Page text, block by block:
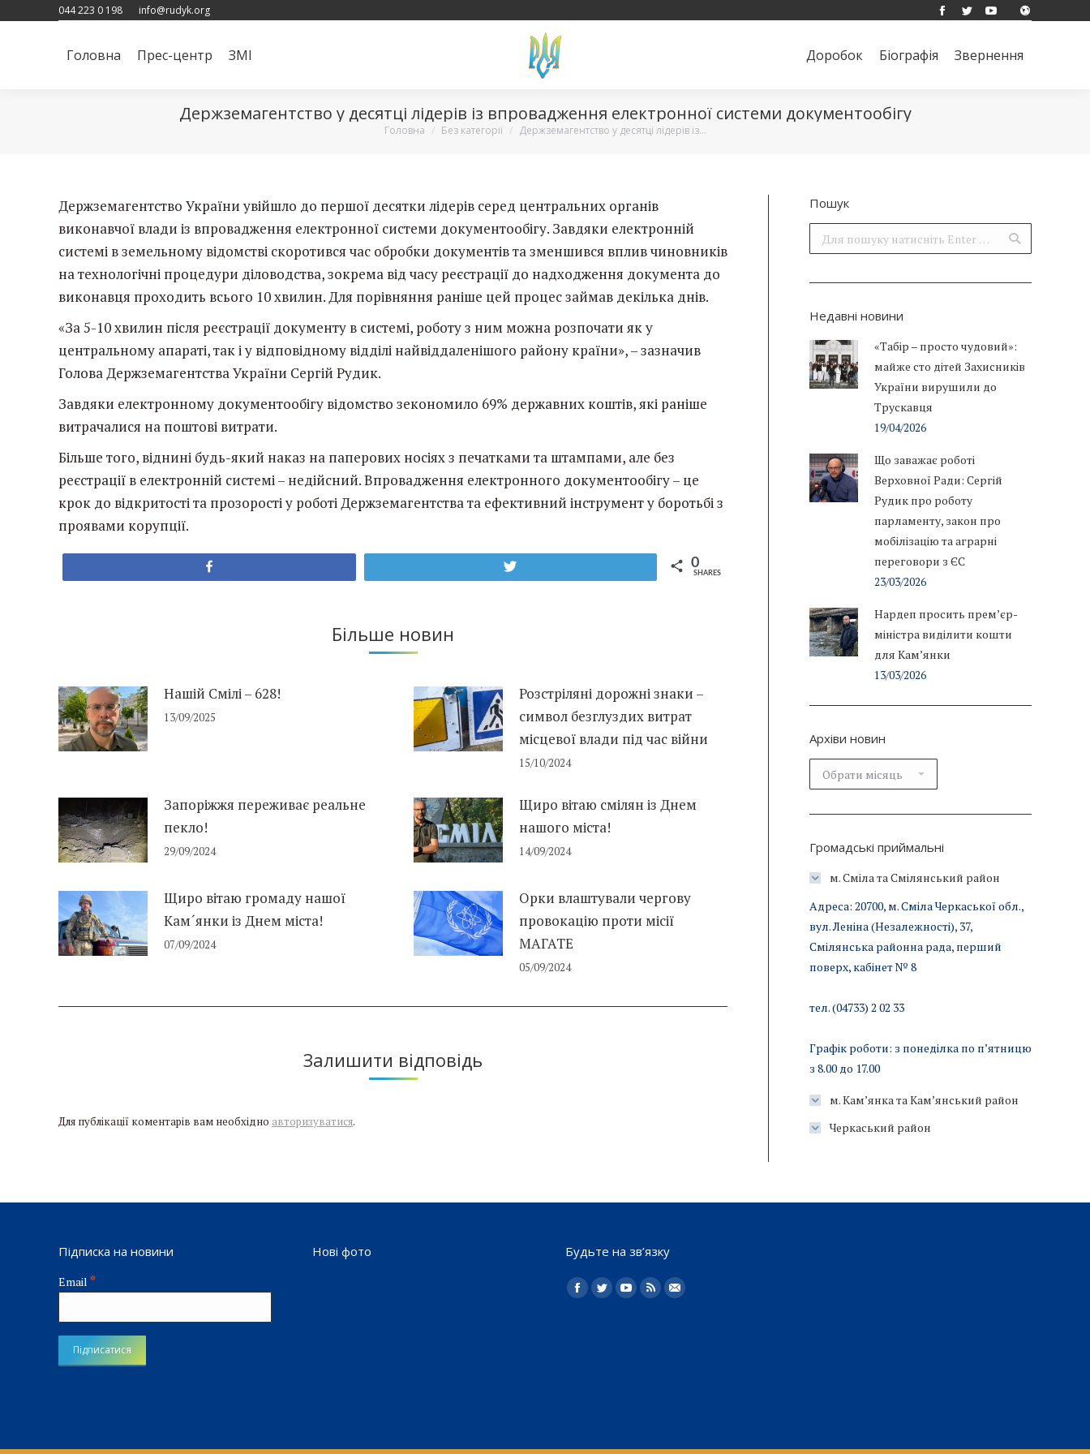
044 223 0 198 info@rudyk.org
Facebook
TwitterYouTube
Головна Прес-центр ЗМІ Доробок Біографія Звернення
Держземагентство у десятці лідерів із впровадження електронної системи документообігу
Вы здесь:
Головна Без категорії Держземагентство у десятці лідерів із…
Держземагентство України увійшло до першої десятки лідерів серед центральних органів
виконавчої влади із впровадження електронної системи документообігу. Завдяки електронній
системі в земельному відомстві скоротився час обробки документів та зменшився вплив чиновників
на технологічні процедури діловодства, зокрема від часу реєстрації до надходження документа до
виконавця проходить всього 10 хвилин. Для порівняння раніше цей процес займав декілька днів.
«За 5-10 хвилин після реєстрації документу в системі, роботу з ним можна розпочати як у
центральному апараті, так і у відповідному відділі найвіддаленішого району країни», – зазначив
Голова Держземагентства України Сергій Рудик.
Завдяки електронному документообігу відомство зекономило 69% державних коштів, які раніше
витрачалися на поштові витрати.
Більше того, віднині будь-який наказ на паперових носіях з печатками та штампами, але без
реєстрації в електронній системі – недійсний. Впровадження електронного документообігу – це
крок до відкритості та прозорості у роботі Держземагентства та ефективний інструмент у боротьбі з
проявами корупції.
0
SHARES
Більше новин
Нашій Смілі – 628!
13/09/2025
Розстріляні дорожні знаки –
символ безглуздих витрат
місцевої влади під час війни
15/10/2024
Запоріжжя переживає реальне
пекло!
29/09/2024
Щиро вітаю смілян із Днем
нашого міста!
14/09/2024
Щиро вітаю громаду нашої
Кам´янки із Днем міста!
07/09/2024
Орки влаштували чергову
провокацію проти місії
МАГАТЕ
05/09/2024
Залишити відповідь
Для публікації коментарів вам необхідно авторизуватися.
Пошук
Поиск:
Недавні новини
«Табір – просто чудовий»:
майже сто дітей Захисників
України вирушили до
Трускавця
19/04/2026
Що заважає роботі
Верховної Ради: Сергій
Рудик про роботу
парламенту, закон про
мобілізацію та аграрні
переговори з ЄС
23/03/2026
Нардеп просить прем’єр-
міністра виділити кошти
для Кам’янки
13/03/2026
Архіви новин
Архіви
новин
Громадські приймальні
м. Сміла та Смілянський район
Адреса: 20700, м. Сміла Черкаської обл.,
вул. Леніна (Незалежності), 37,
Смілянська районна рада, перший
поверх, кабінет № 8
тел. (04733) 2 02 33
Графік роботи: з понеділка по п’ятницю
з 8.00 до 17.00
м. Кам’янка та Кам’янський район
Черкаський район
Підписка на новини
Email *
Нові фото Будьте на зв’язку
Найдите нас:
Facebook
TwitterYouTube
Rss Електронна
Головна Прес-центр ЗМІ Доробок Біографія Звернення